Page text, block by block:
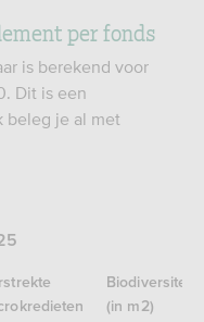
per fonds
is berekend voor
Dit is een
beleg je al met
Biodiversiteit
(in m2)